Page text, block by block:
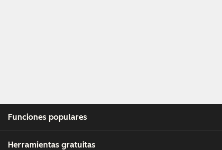
Funciones populares
Herramientas gratuitas